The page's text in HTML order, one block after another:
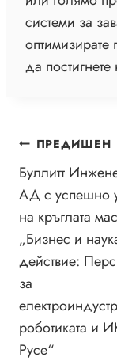
системи за
оптимизирате
да
ПРЕДИШЕН
Буллитт
АД с успешно
на кръглата
„Бизнес и
действие:
за
роботиката и
Русе“